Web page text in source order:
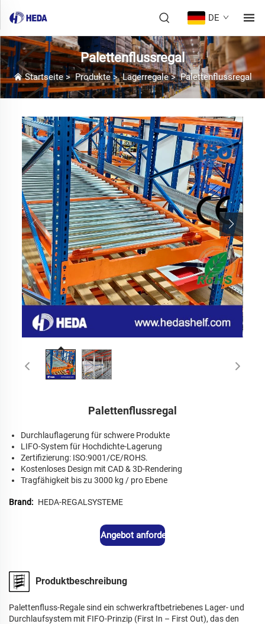
DE
Palettenflussregal
Startseite>Produkte>Lagerregale>Palettenflussregal
Palettenflussregal
Durchlauflagerung für schwere Produkte
LIFO-System für Hochdichte-Lagerung
Zertifizierung: ISO:9001/CE/ROHS.
Kostenloses Design mit CAD & 3D-Rendering
Tragfähigkeit bis zu 3000 kg / pro Ebene
Brand: HEDA-REGALSYSTEME
Angebot anfordern
Produktbeschreibung
Palettenfluss-Regale sind ein schwerkraftbetriebenes Lager- und
Durchlaufsystem mit FIFO-Prinzip (First In – First Out), das den